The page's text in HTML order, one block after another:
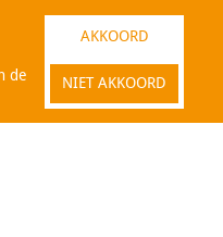
de
AKKOORD
NIET AKKOORD